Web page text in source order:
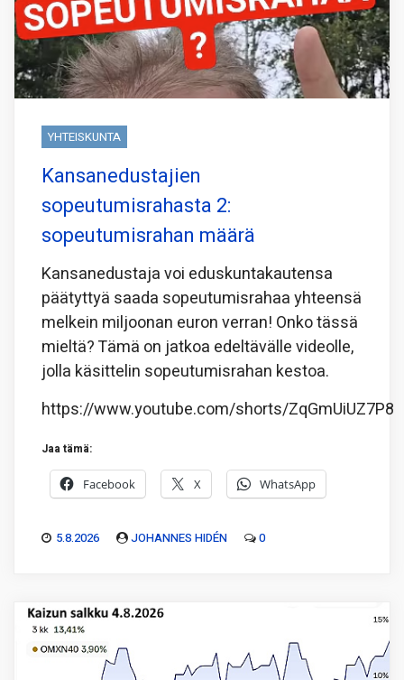
YHTEISKUNTA
Kansanedustajien
sopeutumisrahasta 2:
sopeutumisrahan määrä
Kansanedustaja voi eduskuntakautensa
päätyttyä saada sopeutumisrahaa yhteensä
melkein miljoonan euron verran! Onko tässä
mieltä? Tämä on jatkoa edeltävälle videolle,
jolla käsittelin sopeutumisrahan kestoa.
https://www.youtube.com/shorts/ZqGmUiUZ7P8
Jaa tämä:
Facebook X WhatsApp
5.8.2026 JOHANNES HIDÉN 0